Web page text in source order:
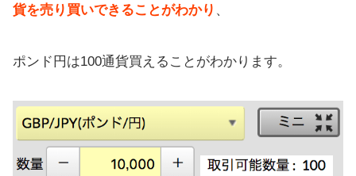
貨を売り買いできることがわかり 、
ポンド円は100通貨買えることがわかります。